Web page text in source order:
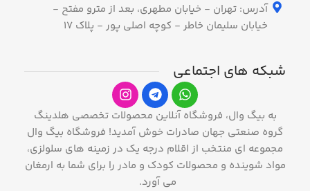
آدرس: تهران - خیابان مطهری، بعد از مترو مفتح -
خیابان سلیمان خاطر - کوچه اصلی پور - پلاک 17
شبکه های اجتماعی
به بیگ وال، فروشگاه آنلاین محصولات تخصصی هلدینگ
گروه صنعتی جهان صادرات خوش آمدید! فروشگاه بیگ وال
مجموعه ای منتخب از اقلام درجه یک در زمینه های سلولزی،
مواد شوینده و محصولات کودک و مادر را برای شما به ارمغان
می آورد.